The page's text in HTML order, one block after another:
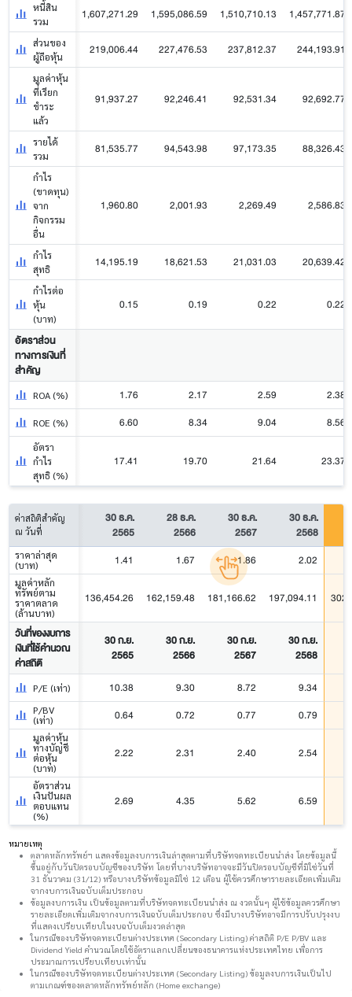
หนี้สิน
รวม
1,607,271.29 1,595,086.59 1,510,710.13 1,457,771.87
ส่วนของ
ผู้ถือหุ้น
219,006.44 227,476.53 237,812.37 244,193.91
มูลค่าหุ้น
ที่เรียก
ชำระ
แล้ว
91,937.27 92,246.41 92,531.34 92,692.77
รายได้
รวม
81,535.77 94,543.98 97,173.35 88,326.43
กำไร
(ขาดทุน)
จาก
กิจกรรม
อื่น
1,960.80 2,001.93 2,269.49 2,586.83
กำไร
สุทธิ
14,195.19 18,621.53 21,031.03 20,639.42
กำไรต่อ
หุ้น
(บาท)
0.15 0.19 0.22 0.22
อัตราส่วน
ทางการเงินที่
สำคัญ
ROA (%) 1.76 2.17 2.59 2.38
ROE (%) 6.60 8.34 9.04 8.56
อัตรา
กำไร
สุทธิ (%)
17.41 19.70 21.64 23.37
ค่าสถิติสำคัญ
ณ วันที่
30 ธ.ค.
2565
28 ธ.ค.
2566
30 ธ.ค.
2567
30 ธ.ค.
2568
ราคาล่าสุด
(บาท)
1.41 1.67 1.86 2.02
มูลค่าหลัก
ทรัพย์ตาม
ราคาตลาด
(ล้านบาท)
136,454.26 162,159.48 181,166.62 197,094.11
วันที่ของงบการ
เงินที่ใช้คำนวณ
ค่าสถิติ
30 ก.ย.
2565
30 ก.ย.
2566
30 ก.ย.
2567
30 ก.ย.
2568
P/E (เท่า) 10.38 9.30 8.72 9.34
P/BV
(เท่า)
0.64 0.72 0.77 0.79
มูลค่าหุ้น
ทางบัญชี
ต่อหุ้น
(บาท)
2.22 2.31 2.40 2.54
อัตราส่วน
เงินปันผล
ตอบแทน
(%)
2.69 4.35 5.62 6.59
หมายเหตุ
ตลาดหลักทรัพย์ฯ แสดงข้อมูลงบการเงินล่าสุดตามที่บริษัทจดทะเบียนนำส่ง โดยข้อมูลนี้
ขึ้นอยู่กับวันปิดรอบบัญชีของบริษัท โดยที่บางบริษัทอาจจะมีวันปิดรอบบัญชีที่มิใช่วันที่
31 ธันวาคม (31/12) หรือบางบริษัทข้อมูลมิใช่ 12 เดือน ผู้ใช้ควรศึกษารายละเอียดเพิ่มเติม
จากงบการเงินฉบับเต็มประกอบ
ข้อมูลงบการเงิน เป็นข้อมูลตามที่บริษัทจดทะเบียนนำส่ง ณ งวดนั้นๆ ผู้ใช้ข้อมูลควรศึกษา
รายละเอียดเพิ่มเติมจากงบการเงินฉบับเต็มประกอบ ซึ่งมีบางบริษัทอาจมีการปรับปรุงงบ
ที่แสดงเปรียบเทียบในงบฉบับเต็มงวดล่าสุด
ในกรณีของบริษัทจดทะเบียนต่างประเทศ (Secondary Listing) ค่าสถิติ P/E P/BV และ
Dividend Yield คำนวณโดยใช้อัตราแลกเปลี่ยนของธนาคารแห่งประเทศไทย เพื่อการ
ประมาณการเปรียบเทียบเท่านั้น
ในกรณีของบริษัทจดทะเบียนต่างประเทศ (Secondary Listing) ข้อมูลงบการเงินเป็นไป
ตามเกณฑ์ของตลาดหลักทรัพย์หลัก (Home exchange)